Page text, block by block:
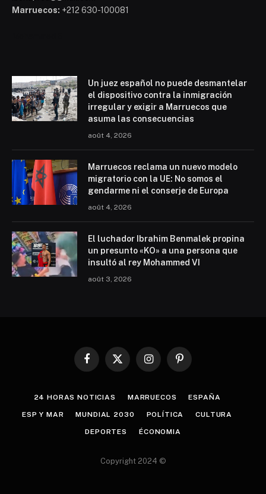
Marruecos: +212 630-100081
Un juez español no puede desmantelar
el dispositivo contra la inmigración
irregular y exigir a Marruecos que
asuma las consecuencias
août 4, 2026
Marruecos reclama un nuevo modelo
migratorio con la UE: No somos el
gendarme ni el conserje de Europa
août 4, 2026
El luchador Ibrahim Benmalek propina
un presunto «KO» a una persona que
insultó al rey Mohammed VI
août 3, 2026
Facebook
X
InstagramPinterest
24 HORAS NOTICIAS MARRUECOS ESPAÑA
ESP Y MAR MUNDIAL 2030 POLÍTICA CULTURA
DEPORTES ÉCONOMIA
Copyright 2024 ©